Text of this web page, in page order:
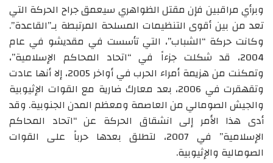
وبرأي مراقبين فإن مقتل الظواهري سيعمق جراح الحركة التي
تعد من بين أقوى التنظيمات المسلحة المرتبطة بـ”القاعدة”.
وكانت حركة “الشباب”، التي تأسست في مقديشو في عام
2004، قد شكلت جزءاً في “اتحاد المحاكم الإسلامية”،
وتمكنت من هزيمة أمراء الحرب في أواخر 2005، إلا أنها عادت
وتقهقرت في 2006، بعد معارك ضارية مع القوات الإثيوبية
والجيش الصومالي من العاصمة ومعظم المدن الجنوبية. وقد
أدى هذا الأمر إلى انشقاق الحركة عن “اتحاد المحاكم
الإسلامية” في 2007، لتطلق بعدها حرباً على القوات
الصومالية والإثيوبية.